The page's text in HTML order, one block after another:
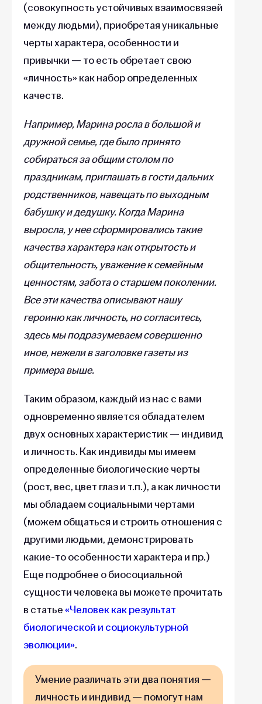
(совокупность устойчивых взаимосвязей
между людьми), приобретая уникальные
черты характера, особенности и
привычки — то есть обретает свою
«личность» как набор определенных
качеств.
Например, Марина росла в большой и
дружной семье, где было принято
собираться за общим столом по
праздникам, приглашать в гости дальних
родственников, навещать по выходным
бабушку и дедушку. Когда Марина
выросла, у нее сформировались такие
качества характера как открытость и
общительность, уважение к семейным
ценностям, забота о старшем поколении.
Все эти качества описывают нашу
героиню как личность, но согласитесь,
здесь мы подразумеваем совершенно
иное, нежели в заголовке газеты из
примера выше.
Таким образом, каждый из нас с вами
одновременно является обладателем
двух основных характеристик — индивид
и личность. Как индивиды мы имеем
определенные биологические черты
(рост, вес, цвет глаз и т.п.), а как личности
мы обладаем социальными чертами
(можем общаться и строить отношения с
другими людьми, демонстрировать
какие-то особенности характера и пр.)
Еще подробнее о биосоциальной
сущности человека вы можете прочитать
в статье«Человек как результат
биологической и социокультурной
эволюции».
Умение различать эти два понятия —
личность и индивид — помогут нам